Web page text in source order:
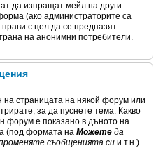
да изпращат мейл на други
(ако администраторите са
с цел да се предпазят
на анонимни потребители.
на страницата на някой форум или
за да пуснете тема. Какво
форум е показано в дъното на
(под формата на Можете да
съобщенията си и т.н.)